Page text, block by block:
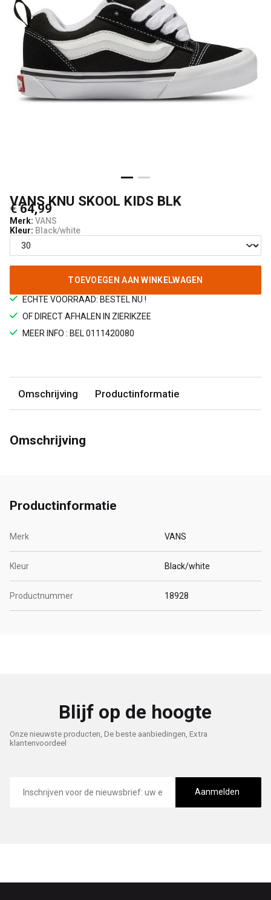
Boardshop
VANS KNU SKOOL KIDS BLK
€ 64,99
Merk: VANS
Kleur: Black/white
TOEVOEGEN AAN WINKELWAGEN
ECHTE VOORRAAD: BESTEL NU !
OF DIRECT AFHALEN IN ZIERIKZEE
MEER INFO : BEL 0111420080
Omschrijving Productinformatie
Omschrijving
Productinformatie
Merk VANS
Kleur Black/white
Productnummer 18928
Blijf op de hoogte
Onze nieuwste producten, De beste aanbiedingen, Extra
klantenvoordeel
mailadres
Aanmelden